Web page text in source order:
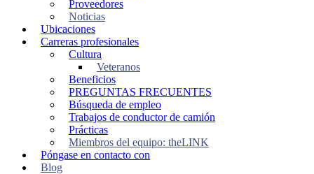
Proveedores
Noticias
Ubicaciones
Carreras profesionales
Cultura
Veteranos
Beneficios
PREGUNTAS FRECUENTES
Búsqueda de empleo
Trabajos de conductor de camión
Prácticas
Miembros del equipo: theLINK
Póngase en contacto con
Blog